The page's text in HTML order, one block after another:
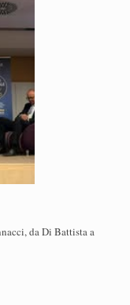
da Di Battista a